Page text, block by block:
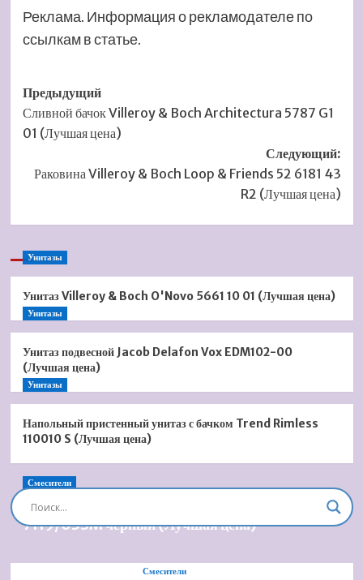
Реклама. Информация о рекламодателе по
ссылкам в статье.
Навигация
записи
Предыдущий
Сливной бачок Villeroy & Boch Architectura 5787 G1
01 (Лучшая цена)
Следующий:
Раковина Villeroy & Boch Loop & Friends 52 6181 43
R2 (Лучшая цена)
Унитазы
Унитаз Villeroy & Boch O'Novo 5661 10 01 (Лучшая цена)
Унитазы
Унитаз подвесной Jacob Delafon Vox EDM102-00
(Лучшая цена)
Унитазы
Напольный пристенный унитаз с бачком Trend Rimless
110010 S (Лучшая цена)
Смесители
Душевая система встроенная Timo Briana SX-
7119/03SM черный (Лучшая цена)
Смесители